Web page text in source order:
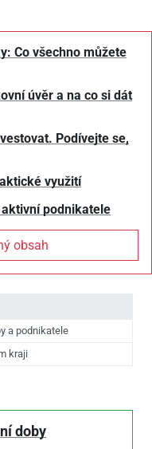
a podnikatele
kraji
doby
Co všechno můžete
úvěr a na co si dát
Podívejte se,
využití
aktivní podnikatele
obsah